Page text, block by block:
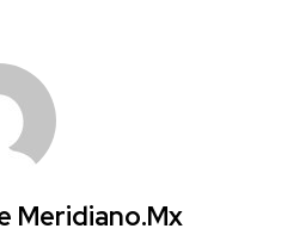
Meridiano.mx